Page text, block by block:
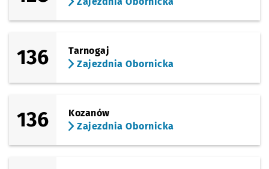
136
Tarnogaj
Zajezdnia Obornicka
136
Kozanów
Zajezdnia Obornicka